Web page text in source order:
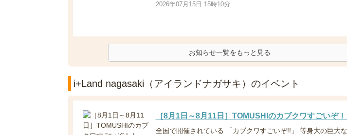
2026年07月15日 15時10分
お知らせ一覧をもっと見る
i+Land nagasaki（アイランドナガサキ）のイベント
［8月1日～8月11日］TOMUSHIのカブクワすごいぞ！
全国で開催されている 「カブクワすごいぞ!!」 等身大の巨大